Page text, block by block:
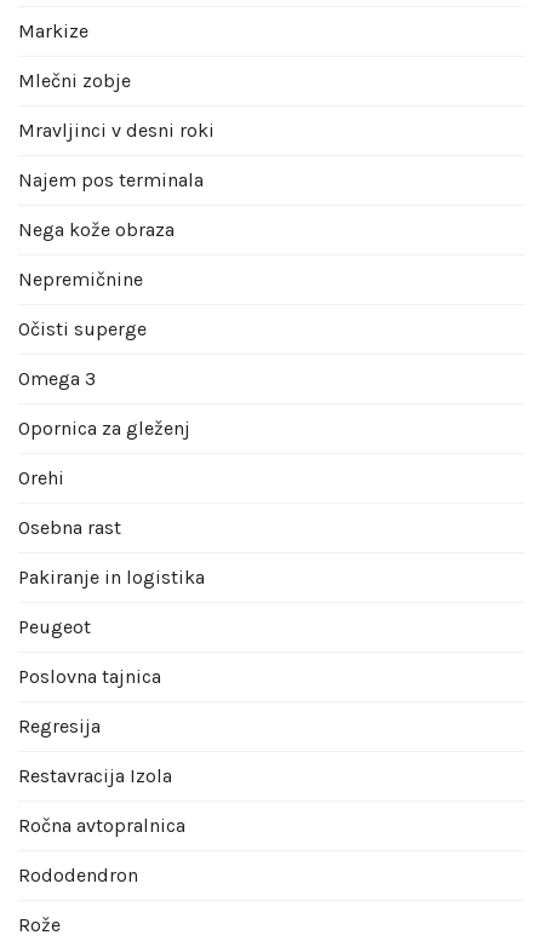
Markize
Mlečni zobje
Mravljinci v desni roki
Najem pos terminala
Nega kože obraza
Nepremičnine
Očisti superge
Omega 3
Opornica za gleženj
Orehi
Osebna rast
Pakiranje in logistika
Peugeot
Poslovna tajnica
Regresija
Restavracija Izola
Ročna avtopralnica
Rododendron
Rože